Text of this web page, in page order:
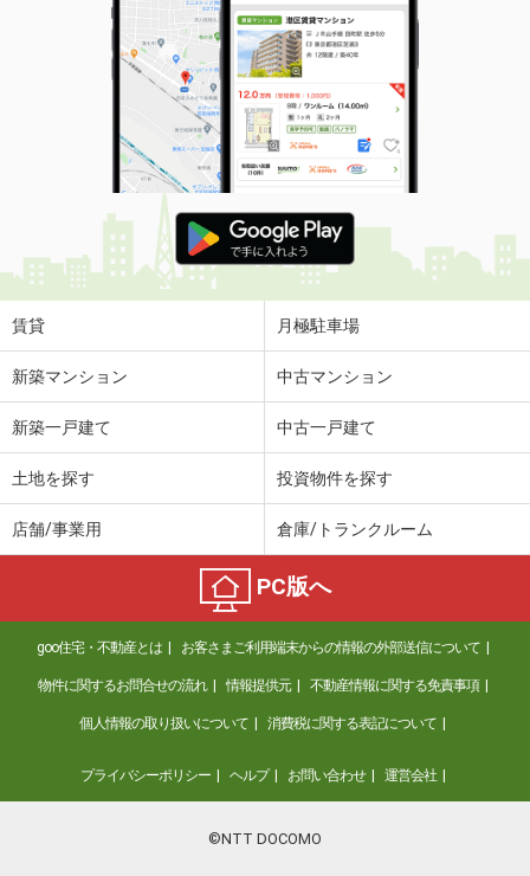
賃貸 月極駐車場
新築マンション 中古マンション
新築一戸建て 中古一戸建て
土地を探す 投資物件を探す
店舗/事業用 倉庫/トランクルーム
PC版へ
goo住宅・不動産とは お客さまご利用端末からの情報の外部送信について
物件に関するお問合せの流れ 情報提供元 不動産情報に関する免責事項
個人情報の取り扱いについて 消費税に関する表記について
プライバシーポリシー ヘルプ お問い合わせ 運営会社
©NTT DOCOMO